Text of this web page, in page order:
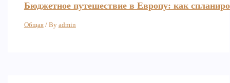
Бюджетное путешествие в Европу: как
Общая/ By admin